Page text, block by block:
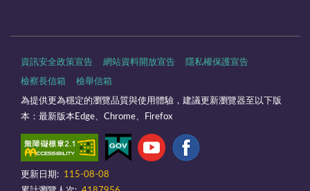
資訊安全政策宣告 網站資料開放宣告 隱私權保護宣告
檢察長信箱 檢舉信箱
為提供更為穩定的瀏覽品質與使用體驗，建議更新瀏覽器至以下版
本：最新版本Edge、Chrome、Firefox
更新日期:
115-08-08